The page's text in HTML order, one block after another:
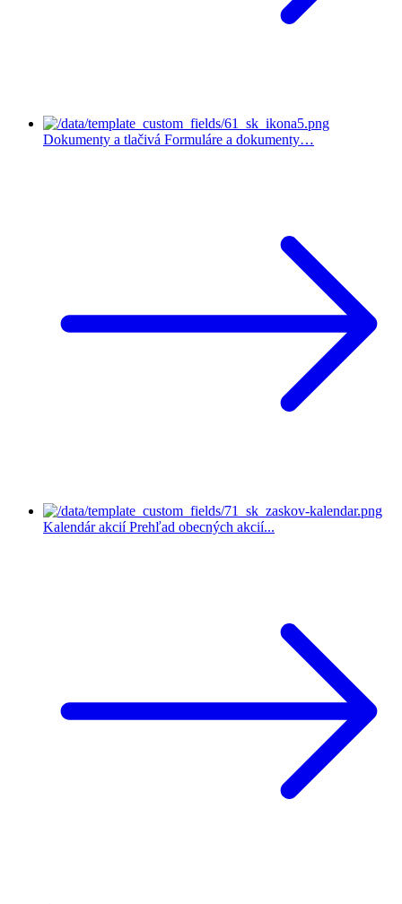
Dokumenty a tlačivá Formuláre a dokumenty…
Kalendár akcií Prehľad obecných akcií...